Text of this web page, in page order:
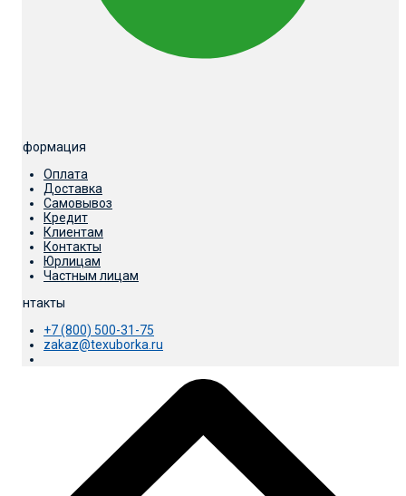
Информация
Оплата
Доставка
Самовывоз
Кредит
Клиентам
Контакты
Юрлицам
Частным лицам
Контакты
+7 (800) 500-31-75
zakaz@texuborka.ru